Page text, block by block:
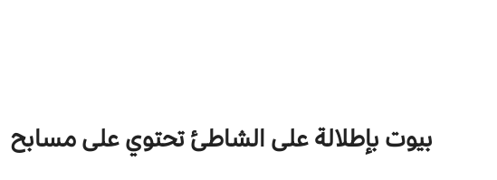
بيوت بإطلالة على الشاطئ تحتوي على مسابح